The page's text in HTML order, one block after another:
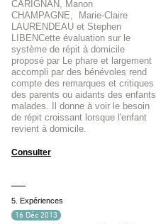
CARIGNAN, Manon
CHAMPAGNE, Marie-Claire
LAURENDEAU et Stephen
LIBENCette évaluation sur le
système de répit à domicile
proposé par Le phare et largement
accompli par des bénévoles rend
compte des remarques et critiques
des parents ou aidants des enfants
malades. Il donne à voir le besoin
de répit croissant lorsque l'enfant
revient à domicile.
Consulter
5. Expériences
16 Déc 2013